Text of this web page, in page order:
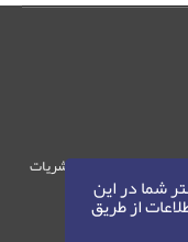
شما در این
از طریق
سامانه مدیریت نشریات
است.
1405-1396